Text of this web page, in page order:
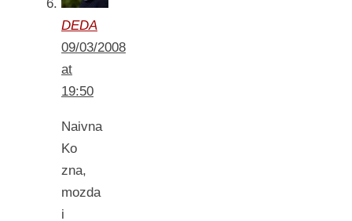
DEDA
09/03/2008
at
19:50
Naivna
Ko
zna,
mozda
i